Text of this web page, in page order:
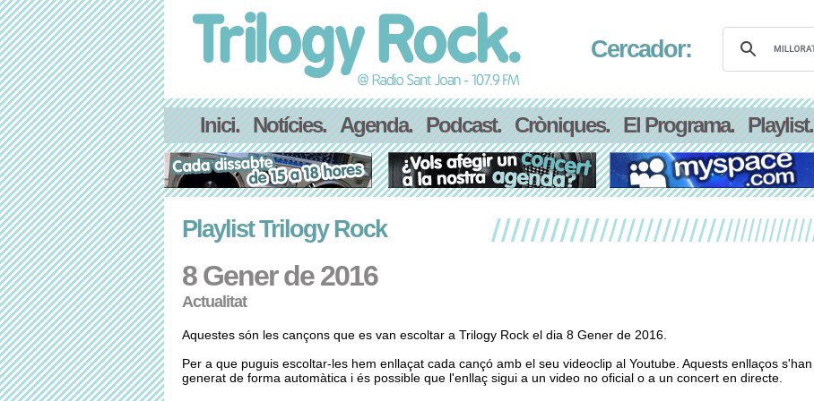
Cercador:
Inici. Notícies. Agenda. Podcast. Cròniques. El Programa. Playlist.
Playlist Trilogy Rock
8 Gener de 2016
Actualitat
Aquestes són les cançons que es van escoltar a Trilogy Rock el dia 8 Gener de 2016.
Per a que puguis escoltar-les hem enllaçat cada cançó amb el seu videoclip al Youtube. Aquests enllaços s'han
generat de forma automàtica i és possible que l'enllaç sigui a un video no oficial o a un concert en directe.